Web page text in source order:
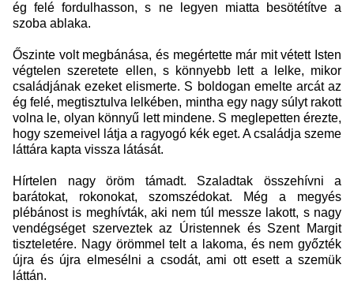
ég felé fordulhasson, s ne legyen miatta besötétítve a
szoba ablaka.
Őszinte volt megbánása, és megértette már mit vétett Isten
végtelen szeretete ellen, s könnyebb lett a lelke, mikor
családjának ezeket elismerte. S boldogan emelte arcát az
ég felé, megtisztulva lelkében, mintha egy nagy súlyt rakott
volna le, olyan könnyű lett mindene. S meglepetten érezte,
hogy szemeivel látja a ragyogó kék eget. A családja szeme
láttára kapta vissza látását.
Hírtelen nagy öröm támadt. Szaladtak összehívni a
barátokat, rokonokat, szomszédokat. Még a megyés
plébánost is meghívták, aki nem túl messze lakott, s nagy
vendégséget szerveztek az Úristennek és Szent Margit
tiszteletére. Nagy örömmel telt a lakoma, és nem győzték
újra és újra elmesélni a csodát, ami ott esett a szemük
láttán.